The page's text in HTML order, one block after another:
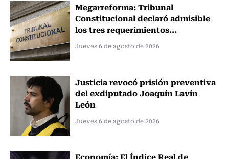
Megarreforma: Tribunal
Constitucional declaró admisible
los tres requerimientos...
Jueves 6 de agosto de 2026
Justicia revocó prisión preventiva
del exdiputado Joaquín Lavín
León
Jueves 6 de agosto de 2026
Economía: El Índice Real de